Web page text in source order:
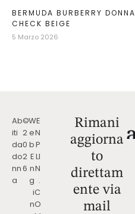
BERMUDA BURBERRY DONNA
CHECK BEIGE
5 Marzo 2026
Ab
iti
da
do
nn
a
©
2
0
2
6
W
e
b
E
n
g
i
n
E
N
P
LI
N
.
C
O
Rimani
aggiorna
to
direttam
ente via
mail